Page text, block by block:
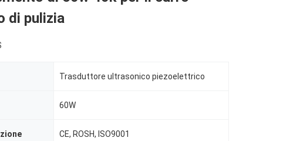
di pulizia
Trasduttore ultrasonico piezoelettrico
60W
CE, ROSH, ISO9001